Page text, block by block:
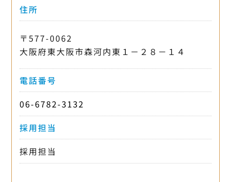
住所
〒577-0062
大阪府東大阪市森河内東１－２８－１４
電話番号
06-6782-3132
採用担当
採用担当